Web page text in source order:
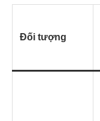
Đối tượng